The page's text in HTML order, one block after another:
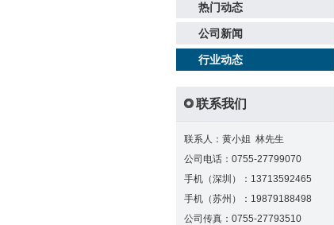
热门动态
公司新闻
行业动态
联系我们
联系人：黄小姐 林先生
公司电话：0755-27799070
手机（深圳）：13713592465
手机（苏州）：19879188498
公司传真：0755-27793510